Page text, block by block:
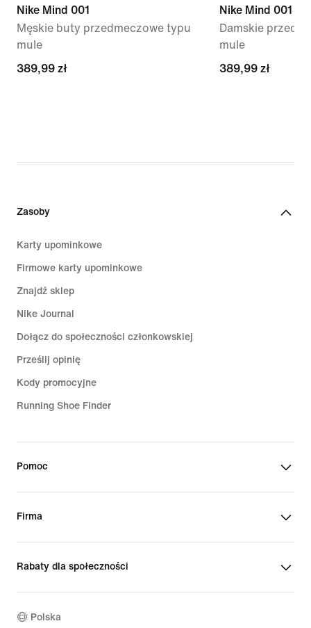
Nike Mind 001
Męskie buty przedmeczowe typu
mule
389,99 zł
389,99 zł
Nike Mind 001
Damskie
mule
389,99 zł
389,99 zł
Zasoby
Karty upominkowe
Firmowe karty upominkowe
Znajdź sklep
Nike Journal
Dołącz do społeczności członkowskiej
Prześlij opinię
Kody promocyjne
Running Shoe Finder
Pomoc
Firma
Rabaty dla społeczności
Polska